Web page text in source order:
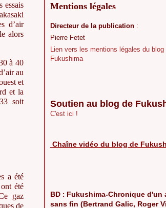
essais
d’air
alors
à 40
au
et
et la
soit
a été
été
gaz
de
Mentions légales
Directeur de la publication :
Pierre Fetet
Lien vers les mentions légales du blog
Fukushima
Soutien au blog de
C'est ici !
Chaîne vidéo du blog de
BD : Fukushima-Chronique d'un
sans fin (Bertrand Galic, Roger